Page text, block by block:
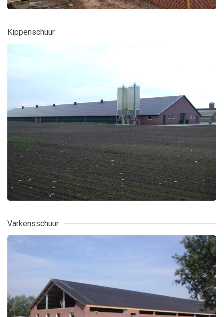
Kippenschuur
Varkensschuur